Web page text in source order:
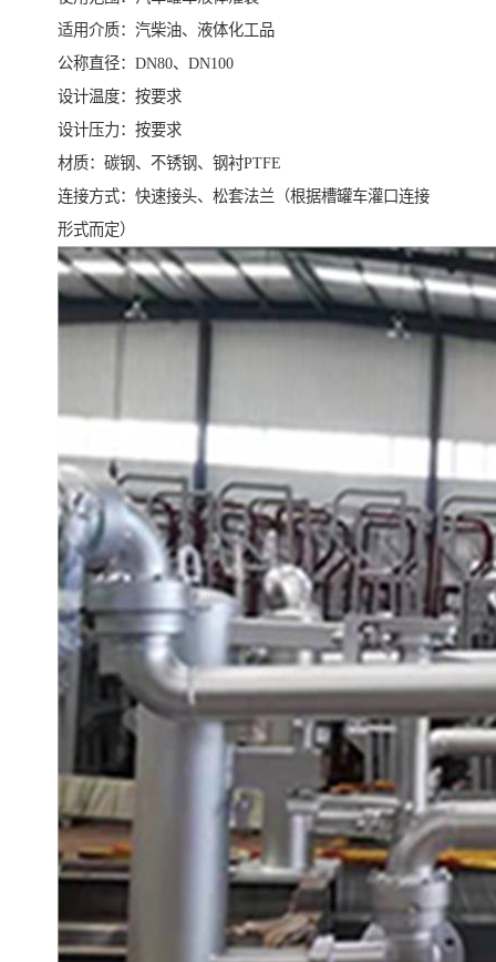
适用介质：汽柴油、液体化工品
公称直径：DN80、DN100
设计温度：按要求
设计压力：按要求
材质：碳钢、不锈钢、钢衬PTFE
连接方式：快速接头、松套法兰（根据槽罐车灌口连接
形式而定）